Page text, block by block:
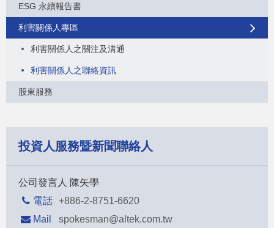
ESG 永續報告書
利害關係人專區
利害關係人之關注及溝通
利害關係人之聯絡資訊
股東服務
投資人服務暨新聞聯絡人
公司發言人 陳矢學
電話 +886-2-8751-6620
Mail
spokesman@altek.com.tw